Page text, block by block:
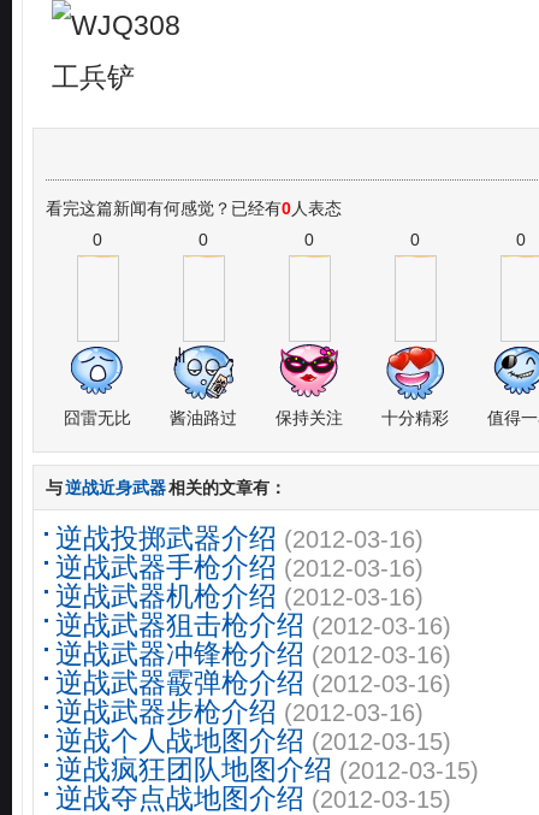
看完这篇新闻有何感觉？已经有0人表态
0
囧雷无比
0
酱油路过
0
保持关注
0
十分精彩
0
值得
与逆战近身武器相关的文章有：
逆战投掷武器介绍 (2012-03-16)
逆战武器手枪介绍 (2012-03-16)
逆战武器机枪介绍 (2012-03-16)
逆战武器狙击枪介绍 (2012-03-16)
逆战武器冲锋枪介绍 (2012-03-16)
逆战武器霰弹枪介绍 (2012-03-16)
逆战武器步枪介绍 (2012-03-16)
逆战个人战地图介绍 (2012-03-15)
逆战疯狂团队地图介绍 (2012-03-15)
逆战夺点战地图介绍 (2012-03-15)